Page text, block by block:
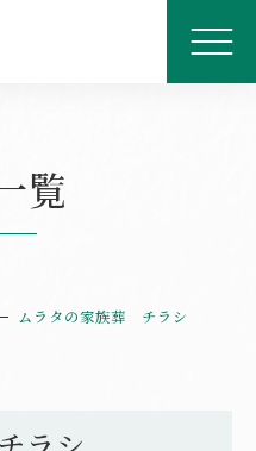
覧
ムラタの家族葬 チラシ